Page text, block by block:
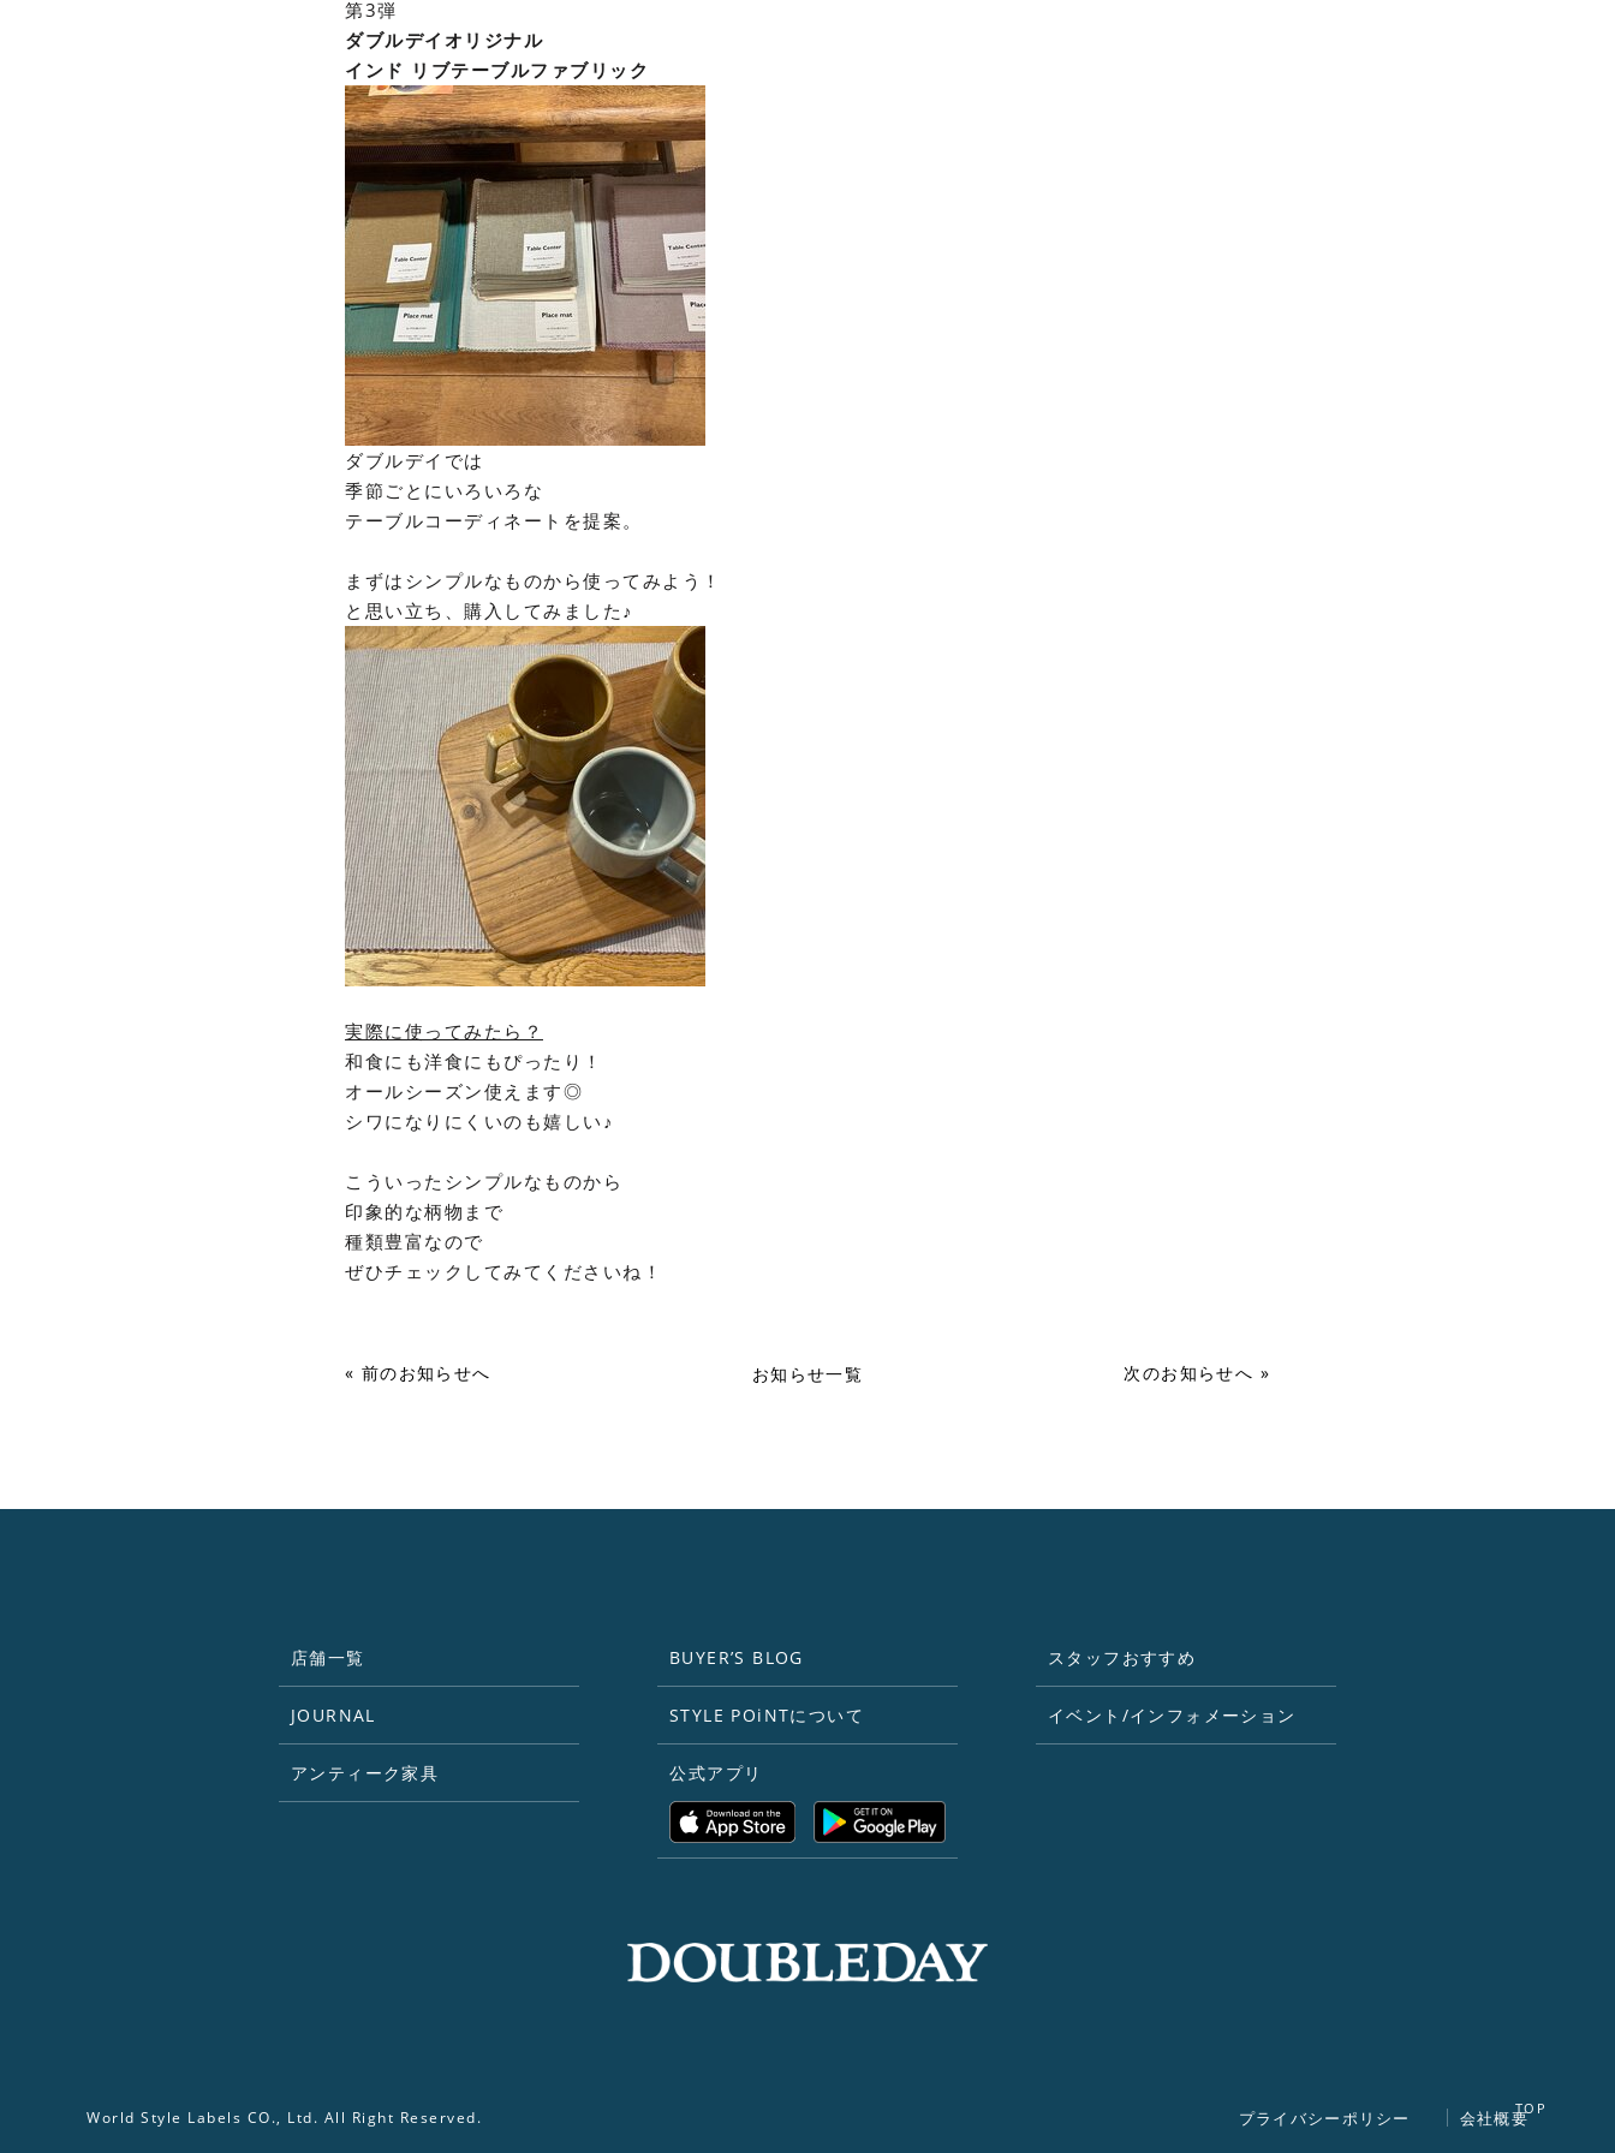
第3弾
ダブルデイオリジナル
インド リブテーブルファブリック
ダブルデイでは
季節ごとにいろいろな
テーブルコーディネートを提案。
まずはシンプルなものから使ってみよう！
と思い立ち、購入してみました♪
実際に使ってみたら？
和食にも洋食にもぴったり！
オールシーズン使えます◎
シワになりにくいのも嬉しい♪
こういったシンプルなものから
印象的な柄物まで
種類豊富なので
ぜひチェックしてみてくださいね！
« 前のお知らせへ お知らせ一覧 次のお知らせへ »
店舗一覧
アンティーク家具
スタッフおすすめ
イベント/インフォメーション
STYLE POiNTについて
BUYER’S BLOG
JOURNAL
公式アプリ
World Style Labels CO., Ltd. All Right Reserved. プライバシーポリシー 会社概要